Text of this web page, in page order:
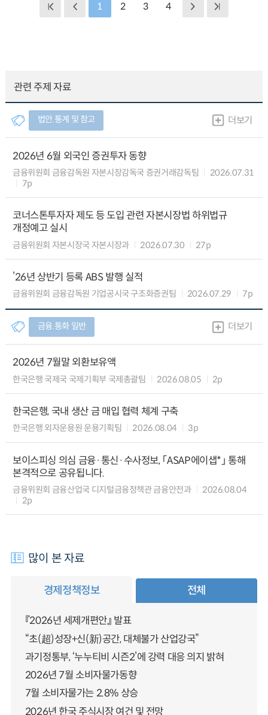
1 2 3 4
관련 주제 자료
법안.통계 및 참고 더보기
2026년 6월 외국인 증권투자 동향
금융위원회 금융감독원 자본시장감독국 증권거래감독팀
2026.07.31
7p
코너스톤투자자 제도 등 도입 관련 자본시장법 하위법규
개정예고 실시
금융위원회 자본시장국 자본시장과 2026.07.30 27p
’26년 상반기 등록 ABS 발행 실적
금융위원회 금융감독원 기업공시국 구조화증권팀 2026.07.29 7p
금융.통화 일반 더보기
2026년 7월말 외환보유액
한국은행 국제국 국제기획부 국제총괄팀 2026.08.05 2p
한국은행, 국내 생산 금 매입 협력 체계 구축
한국은행 외자운용원 운용기획팀 2026.08.04 3p
보이스피싱 의심 금융·통신·수사정보, 「ASAP에이샙*」 통해
본격적으로 공유됩니다.
금융위원회 금융산업국 디지털금융정책관 금융안전과
2026.08.04
2p
많이 본 자료
경제정책정보 전체
『2026년 세제개편안』 발표
“초(超)성장+신(新)공간, 대체불가 산업강국”
과기정통부, ‘누누티비 시즌2’에 강력 대응 의지 밝혀
2026년 7월 소비자물가동향
7월 소비자물가는 2.8% 상승
2026년 한국 주식시장 여건 및 전망